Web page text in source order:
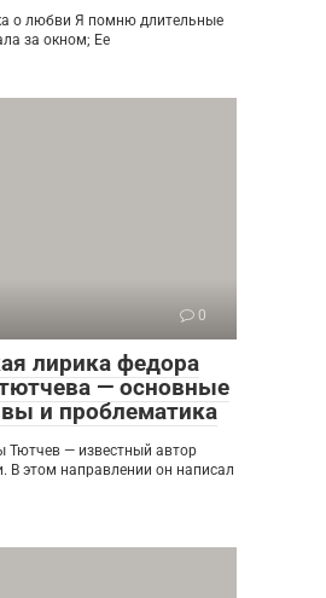
о любви Я помню длительные
за окном; Ее
0
лирика федора
— основные
и проблематика
Тютчев — известный автор
В этом направлении он написал